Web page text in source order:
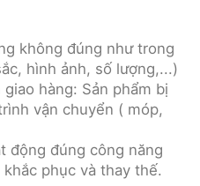
không đúng như trong
hình ảnh, số lượng,...)
hàng: Sản phẩm bị
vận chuyển ( móp,
động đúng công năng
phục và thay thế.